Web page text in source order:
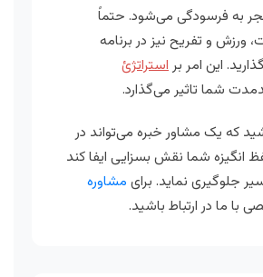
به فرسودگی می‌شود. حتماً
ورزش و تفریح نیز در برنامه
این امر بر استراتژئ
شما تاثیر می‌گذارد.
که یک مشاور خبره می‌تواند در
انگیزه شما نقش بسزایی ایفا کند
جلوگیری نماید. برای مشاوره
با ما در ارتباط باشید.